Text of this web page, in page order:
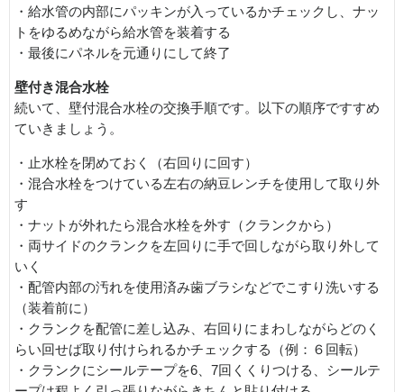
・給水管の内部にパッキンが入っているかチェックし、ナッ
トをゆるめながら給水管を装着する
・最後にパネルを元通りにして終了
壁付き混合水栓
続いて、壁付混合水栓の交換手順です。以下の順序ですすめ
ていきましょう。
・止水栓を閉めておく（右回りに回す）
・混合水栓をつけている左右の納豆レンチを使用して取り外
す
・ナットが外れたら混合水栓を外す（クランクから）
・両サイドのクランクを左回りに手で回しながら取り外して
いく
・配管内部の汚れを使用済み歯ブラシなどでこすり洗いする
（装着前に）
・クランクを配管に差し込み、右回りにまわしながらどのく
らい回せば取り付けられるかチェックする（例：６回転）
・クランクにシールテープを6、7回くくりつける、シールテ